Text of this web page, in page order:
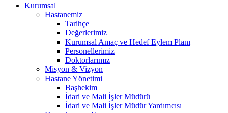
Kurumsal
Hastanemiz
Tarihçe
Değerlerimiz
Kurumsal Amaç ve Hedef Eylem Planı
Personellerimiz
Doktorlarımız
Misyon & Vizyon
Hastane Yönetimi
Başhekim
İdari ve Mali İşler Müdürü
İdari ve Mali İşler Müdür Yardımcısı